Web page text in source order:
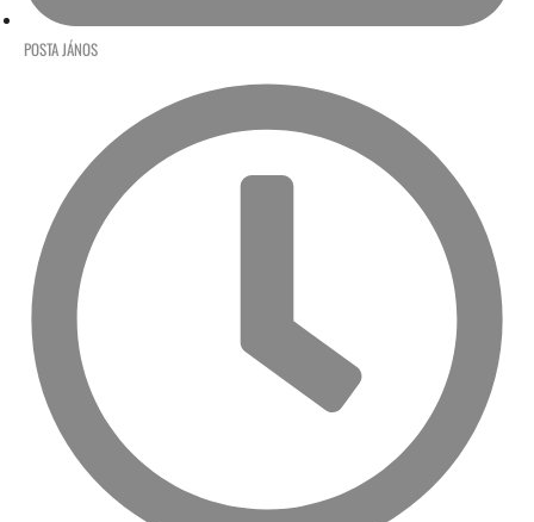
POSTA JÁNOS